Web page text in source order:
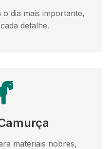
dia mais importante,
detalhe.
materiais nobres,